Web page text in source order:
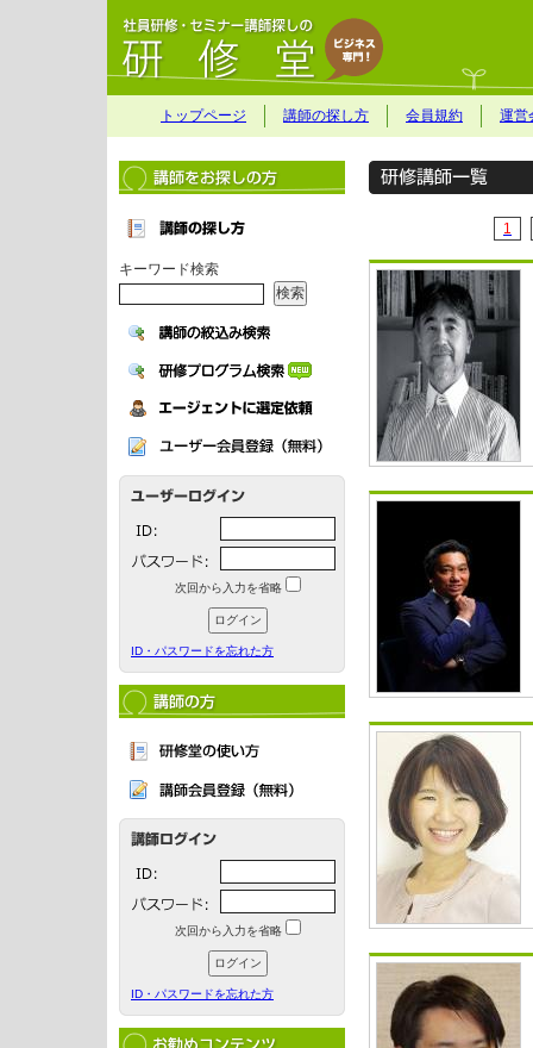
トップページ 講師の探し方 会員規約 運営
キーワード検索
次回から入力を省略
ID・パスワードを忘れた方
次回から入力を省略
ID・パスワードを忘れた方
1